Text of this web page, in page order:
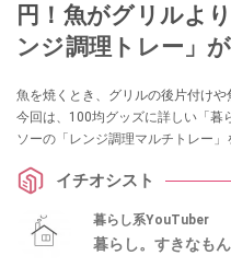
円！魚がグリルよ
ンジ調理トレー」
魚を焼くとき、グリルの後片付け
今回は、100均グッズに詳しい「暮
ソーの「レンジ調理マルチトレー」
イチオシスト
暮らし系YouTuber
暮らし。すきなも